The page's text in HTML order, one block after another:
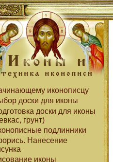
иконописцу
доски для иконы
доски для иконы
грунт)
подлинники
Нанесение
иконы